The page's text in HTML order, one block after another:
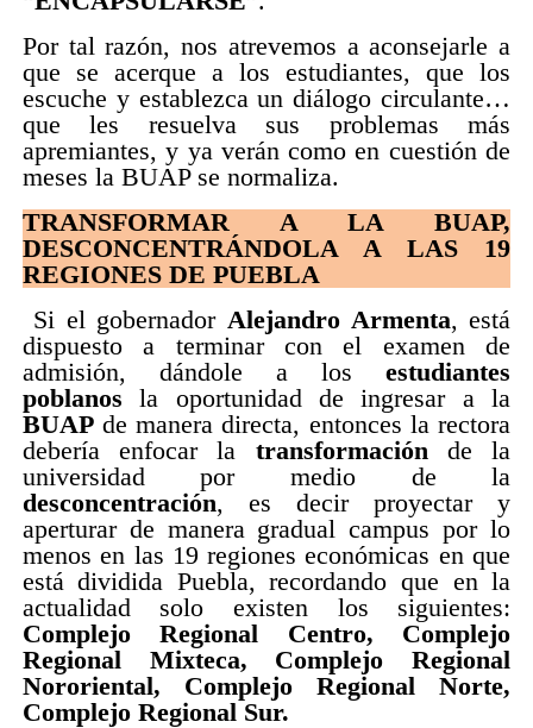
Por tal razón, nos atrevemos a aconsejarle a
que se acerque a los estudiantes, que los
escuche y establezca un diálogo circulante…
que les resuelva sus problemas más
apremiantes, y ya verán como en cuestión de
meses la BUAP se normaliza.
TRANSFORMAR A LA BUAP,
DESCONCENTRÁNDOLA A LAS 19
REGIONES DE PUEBLA
Si el gobernador Alejandro Armenta, está
dispuesto a terminar con el examen de
admisión, dándole a losestudiantes
poblanos la oportunidad de ingresar a la
BUAPde manera directa, entonces la rectora
debería enfocar la transformación de la
universidad por medio de la
desconcentración, es decir proyectar y
aperturar de manera gradual campus por lo
menos en las 19 regiones económicas en que
está dividida Puebla, recordando que en la
actualidad solo existen los siguientes:
Complejo Regional Centro, Complejo
Regional Mixteca, Complejo Regional
Nororiental, Complejo Regional Norte,
Complejo Regional Sur.